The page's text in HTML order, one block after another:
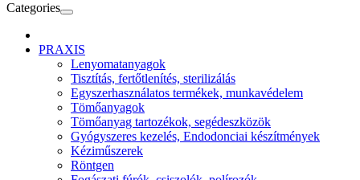
Categories
PRAXIS
Lenyomatanyagok
Tisztítás, fertőtlenítés, sterilizálás
Egyszerhasználatos termékek, munkavédelem
Tömőanyagok
Tömőanyag tartozékok, segédeszközök
Gyógyszeres kezelés, Endodonciai készítmények
Kéziműszerek
Röntgen